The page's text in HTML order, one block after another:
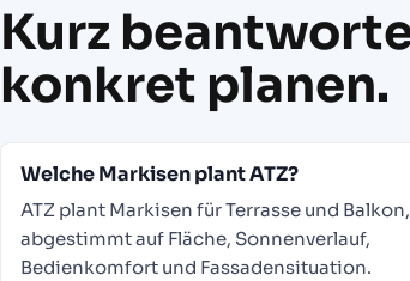
Kurz
konkret planen.
Welche Markisen plant ATZ?
ATZ plant Markisen für Terrasse und Balkon,
abgestimmt auf Fläche, Sonnenverlauf,
Bedienkomfort und Fassadensituation.